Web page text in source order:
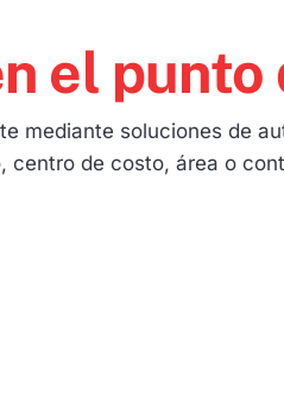
el punto
mediante soluciones de
centro de costo, área o